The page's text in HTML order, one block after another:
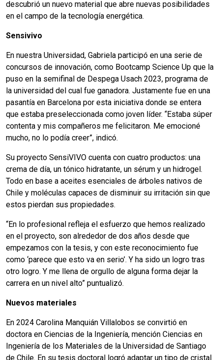
descubrió un nuevo material que abre nuevas posibilidades
en el campo de la tecnología energética.
Sensivivo
En nuestra Universidad, Gabriela participó en una serie de
concursos de innovación, como Bootcamp Science Up que la
puso en la semifinal de Despega Usach 2023, programa de
la universidad del cual fue ganadora. Justamente fue en una
pasantía en Barcelona por esta iniciativa donde se entera
que estaba preseleccionada como joven líder. “Estaba súper
contenta y mis compañeros me felicitaron. Me emocioné
mucho, no lo podía creer”, indicó.
Su proyecto SensiVIVO cuenta con cuatro productos: una
crema de día, un tónico hidratante, un sérum y un hidrogel.
Todo en base a aceites esenciales de árboles nativos de
Chile y moléculas capaces de disminuir su irritación sin que
estos pierdan sus propiedades.
“En lo profesional refleja el esfuerzo que hemos realizado
en el proyecto, son alrededor de dos años desde que
empezamos con la tesis, y con este reconocimiento fue
como ‘parece que esto va en serio’. Y ha sido un logro tras
otro logro. Y me llena de orgullo de alguna forma dejar la
carrera en un nivel alto” puntualizó.
Nuevos materiales
En 2024 Carolina Manquián Villalobos se convirtió en
doctora en Ciencias de la Ingeniería, mención Ciencias en
Ingeniería de los Materiales de la Universidad de Santiago
de Chile. En su tesis doctoral logró adaptar un tipo de cristal